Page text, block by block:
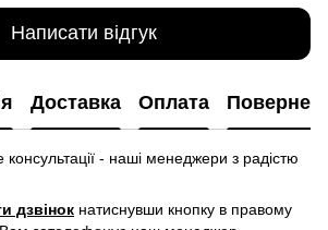
Написати відгук
Доставка Оплата
- наші менеджери з радістю
дзвінок натиснувши кнопку в правому